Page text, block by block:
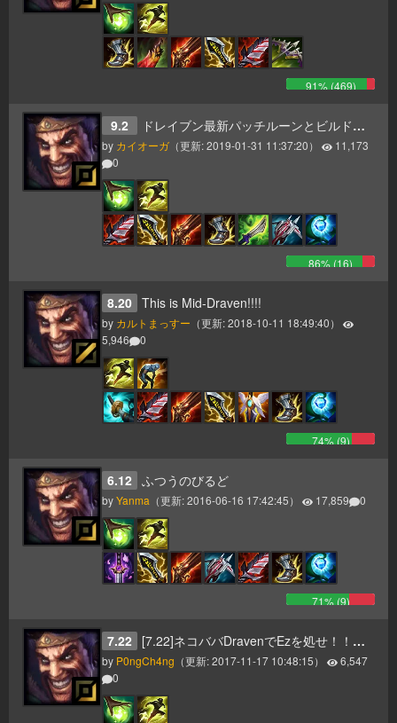
91% (469)
9.2 ドレイブン最新パッチルーンとビルドパス
by カイオーガ （更新:2019-01-31 11:37:20）
11,173
0
86% (16)
8.20 This is Mid-Draven!!!!
by カルトまっすー （更新:2018-10-11 18:49:40）
5,946
0
74% (9)
6.12 ふつうのびるど
byYanma （更新:2016-06-16 17:42:45） 17,859 0
71% (9)
7.22 [7.22]ネコババDravenでEzを処せ！！！！
by P0ngCh4ng （更新:2017-11-17 10:48:15）
6,547
0